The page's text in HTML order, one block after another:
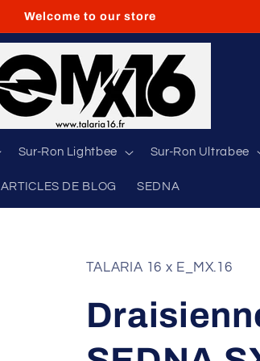
Welcome to our store
Sur-Ron Lightbee Sur-Ron Ultrabee
ARTICLES DE BLOG SEDNA
TALARIA 16 x E_MX.16